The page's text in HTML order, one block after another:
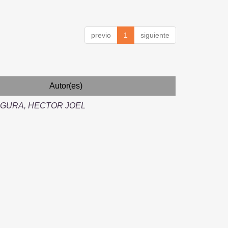
previo 1 siguiente
Autor(es)
HECTOR JOEL